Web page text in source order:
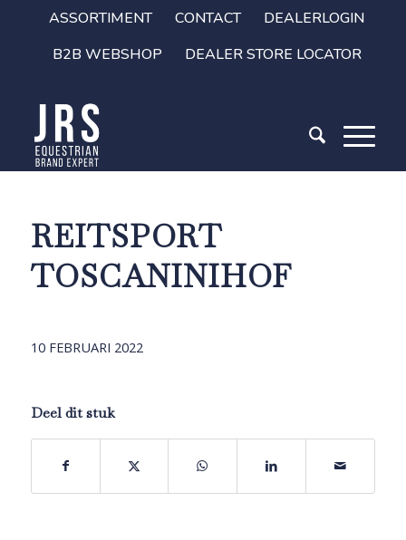
ASSORTIMENT CONTACT
DEALERLOGIN
B2B WEBSHOP
DEALER STORE LOCATOR
REITSPORT
TOSCANINIHOF
10 FEBRUARI 2022
Deel dit stuk